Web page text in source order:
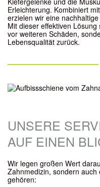
Erleichterung. Kombiniert
erzielen wir eine
Mit dieser effektiven
vor weiteren Schäden,
Lebensqualität zurück.
UNSERE
AUF EINEN
Wir legen großen Wert
Zahnmedizin, sondern
gehören: